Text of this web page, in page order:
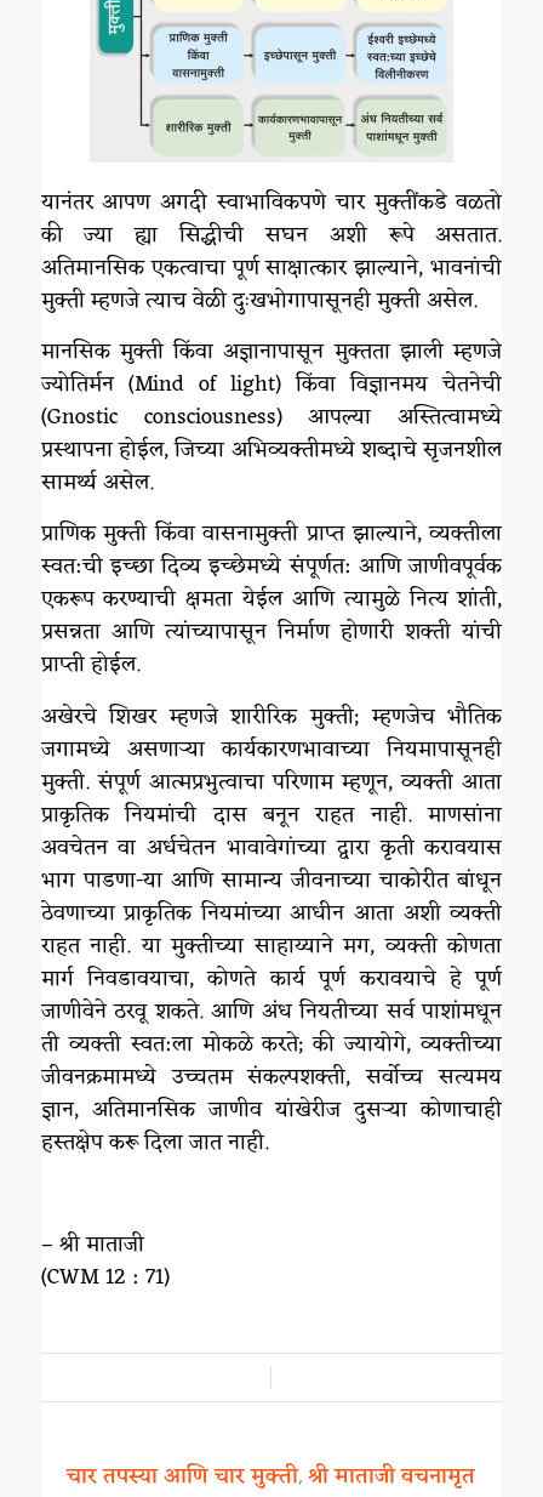
यानंतर आपण अगदी स्वाभाविकपणे चार मुक्तींकडे वळतो
की ज्या ह्या सिद्धीची सघन अशी रूपे असतात.
अतिमानसिक एकत्वाचा पूर्ण साक्षात्कार झाल्याने, भावनांची
मुक्ती म्हणजे त्याच वेळी दुःखभोगापासूनही मुक्ती असेल.
मानसिक मुक्ती किंवा अज्ञानापासून मुक्तता झाली म्हणजे
ज्योतिर्मन (Mind of light) किंवा विज्ञानमय चेतनेची
(Gnostic consciousness) आपल्या अस्तित्वामध्ये
प्रस्थापना होईल, जिच्या अभिव्यक्तीमध्ये शब्दाचे सृजनशील
सामर्थ्य असेल.
प्राणिक मुक्ती किंवा वासनामुक्ती प्राप्त झाल्याने, व्यक्तीला
स्वत:ची इच्छा दिव्य इच्छेमध्ये संपूर्णत: आणि जाणीवपूर्वक
एकरूप करण्याची क्षमता येईल आणि त्यामुळे नित्य शांती,
प्रसन्नता आणि त्यांच्यापासून निर्माण होणारी शक्ती यांची
प्राप्ती होईल.
अखेरचे शिखर म्हणजे शारीरिक मुक्ती; म्हणजेच भौतिक
जगामध्ये असणाऱ्या कार्यकारणभावाच्या नियमापासूनही
मुक्ती. संपूर्ण आत्मप्रभुत्वाचा परिणाम म्हणून, व्यक्ती आता
प्राकृतिक नियमांची दास बनून राहत नाही. माणसांना
अवचेतन वा अर्धचेतन भावावेगांच्या द्वारा कृती करावयास
भाग पाडणा-या आणि सामान्य जीवनाच्या चाकोरीत बांधून
ठेवणाच्या प्राकृतिक नियमांच्या आधीन आता अशी व्यक्ती
राहत नाही. या मुक्तीच्या साहाय्याने मग, व्यक्ती कोणता
मार्ग निवडावयाचा, कोणते कार्य पूर्ण करावयाचे हे पूर्ण
जाणीवेने ठरवू शकते. आणि अंध नियतीच्या सर्व पाशांमधून
ती व्यक्ती स्वत:ला मोकळे करते; की ज्यायोगे, व्यक्तीच्या
जीवनक्रमामध्ये उच्चतम संकल्पशक्ती, सर्वोच्च सत्यमय
ज्ञान, अतिमानसिक जाणीव यांखेरीज दुसऱ्या कोणाचाही
हस्तक्षेप करू दिला जात नाही.
– श्री माताजी
(CWM 12 : 71)
चार तपस्या आणि चार मुक्ती,श्री माताजी वचनामृत